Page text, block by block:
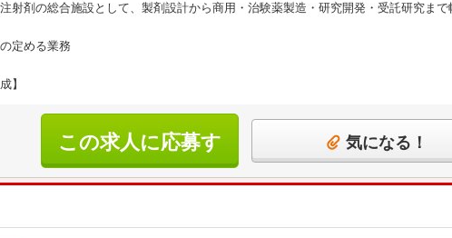
射剤の総合施設として、製剤設計から商用・治験薬製造・研究開発・受託研究まで
定める業務
】
この求人に応募す
る
気になる！